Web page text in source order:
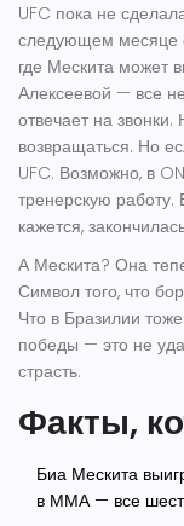
UFC пока не
следующем месяце
где Мескита может
Алексеевой — все
отвечает на звонки.
возвращаться. Но
UFC. Возможно, в
тренерскую
кажется,
А Мескита? Она
Символ того, что
Что в Бразилии
победы — это не
страсть.
Факты,
Биа Мескита
в ММА — все